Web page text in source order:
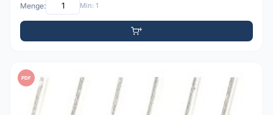
Menge: Min: 1
PDF